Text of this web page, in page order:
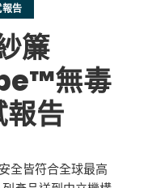
告
簾
無毒
告
全皆符合全球最高